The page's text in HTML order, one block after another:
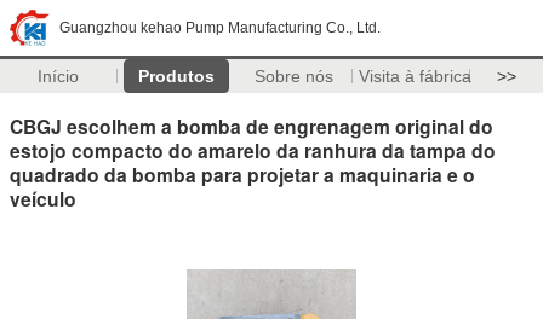
Guangzhou kehao Pump Manufacturing Co., Ltd.
Início Produtos Sobre nós Visita à fábrica >>
CBGJ escolhem a bomba de engrenagem original do
estojo compacto do amarelo da ranhura da tampa do
quadrado da bomba para projetar a maquinaria e o
veículo